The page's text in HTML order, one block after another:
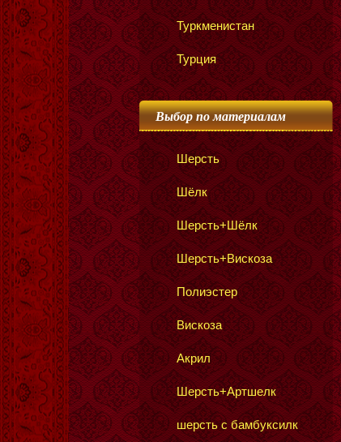
Туркменистан
Турция
Выбор по материалам
Шерсть
Шёлк
Шерсть+Шёлк
Шерсть+Вискоза
Полиэстер
Вискоза
Акрил
Шерсть+Артшелк
шерсть с бамбуксилк